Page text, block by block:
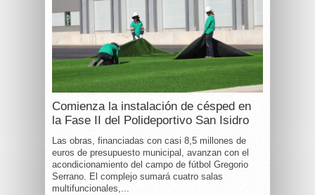
Comienza la instalación de césped en
la Fase II del Polideportivo San Isidro
Las obras, financiadas con casi 8,5 millones de
euros de presupuesto municipal, avanzan con el
acondicionamiento del campo de fútbol Gregorio
Serrano. El complejo sumará cuatro salas
multifuncionales,...